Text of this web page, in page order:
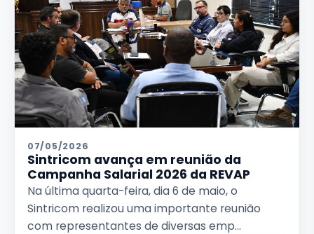
07/05/2026
Sintricom avança em reunião da
Campanha Salarial 2026 da REVAP
Na última quarta-feira, dia 6 de maio, o
Sintricom realizou uma importante reunião
com representantes de diversas emp...